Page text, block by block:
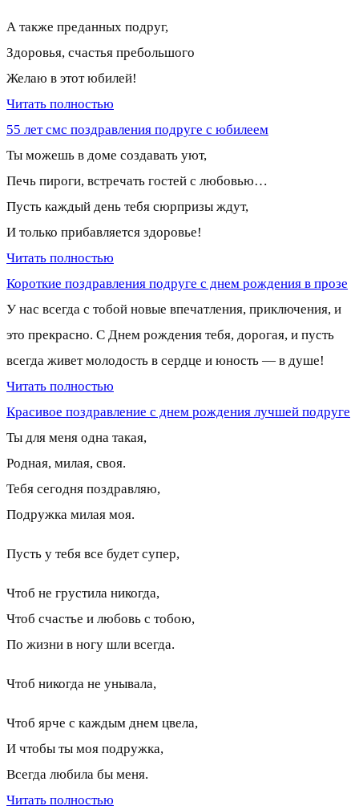
А также преданных подруг,
Здоровья, счастья пребольшого
Желаю в этот юбилей!
Читать полностью
55 лет смс поздравления подруге с юбилеем
Ты можешь в доме создавать уют,
Печь пироги, встречать гостей с любовью…
Пусть каждый день тебя сюрпризы ждут,
И только прибавляется здоровье!
Читать полностью
Короткие поздравления подруге с днем рождения в прозе
У нас всегда с тобой новые впечатления, приключения, и
это прекрасно. С Днем рождения тебя, дорогая, и пусть
всегда живет молодость в сердце и юность — в душе!
Читать полностью
Красивое поздравление с днем рождения лучшей подруге
Ты для меня одна такая,
Родная, милая, своя.
Тебя сегодня поздравляю,
Подружка милая моя.
Пусть у тебя все будет супер,
Чтоб не грустила никогда,
Чтоб счастье и любовь с тобою,
По жизни в ногу шли всегда.
Чтоб никогда не унывала,
Чтоб ярче с каждым днем цвела,
И чтобы ты моя подружка,
Всегда любила бы меня.
Читать полностью